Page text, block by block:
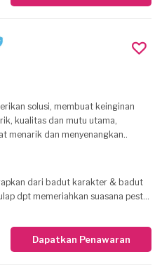
solusi, membuat keinginan
kualitas dan mutu utama,
menarik dan menyenangkan..
dari badut karakter & badut
dpt memeriahkan suasana pesta
gak bikin anak saya takut.
Dapatkan Penawaran